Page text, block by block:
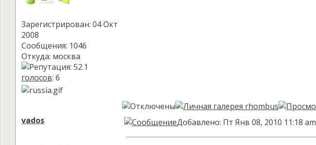
Зарегистрирован: 04 Окт
2008
Сообщения: 1046
Откуда: москва
голосов: 6
vados Добавлено: Пт Янв 08, 2010 11:18 am